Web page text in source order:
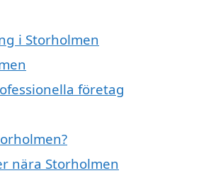
i Storholmen
företag
nära Storholmen